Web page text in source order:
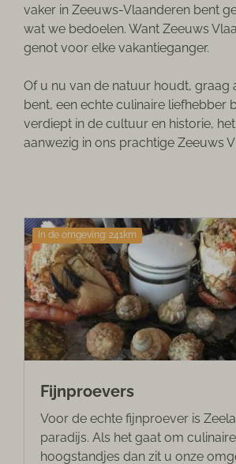
vaker in Zeeuws-Vlaanderen bent
wat we bedoelen. Want Zeeuws
genot voor elke vakantieganger.
Of u nu van de natuur houdt, graag
bent, een echte culinaire liefhebber
verdiept in de cultuur en historie,
aanwezig in ons prachtige Zeeuws
In de omgeving: 241km
Fijnproevers
Voor de echte fijnproever is
paradijs. Als het gaat om culinaire
hoogstandjes dan zit u onze